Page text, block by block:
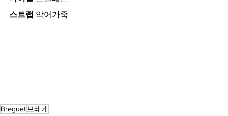
스트랩 악어가죽
Breguet 브레게